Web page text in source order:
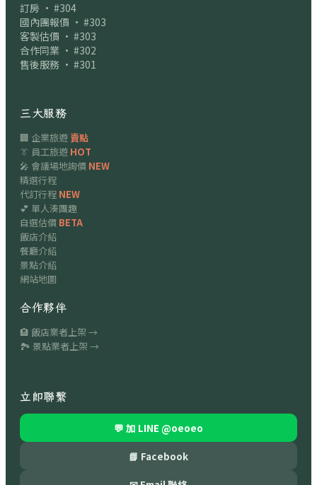
訂房 · #304
國內團報價 · #303
客製估價 · #303
合作同業 · #302
售後服務 · #301
三大服務
🏢 企業旅遊賣點
👔 員工旅遊 HOT
🎤 會議場地詢價 NEW
精選行程
代訂行程 NEW
💕 單人湊團趣
自選估價 BETA
飯店介紹
餐廳介紹
景點介紹
網站地圖
合作夥伴
🏨 飯店業者上架 →
🏞 景點業者上架 →
立即聯繫
💬 加 LINE @oeoeo
📘 Facebook